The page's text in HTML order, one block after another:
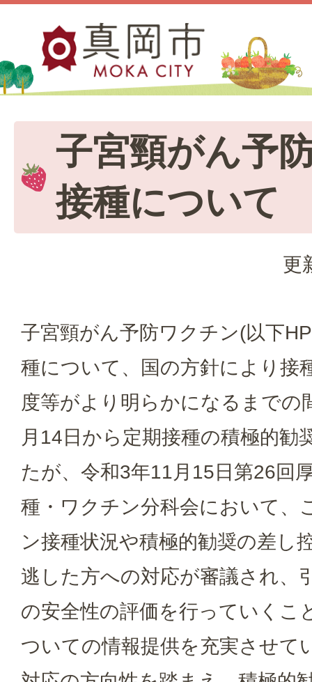
子宮頸がん予
接種について
更
子宮頸がん予防ワクチン(以下
種について、国の方針により接
度等がより明らかになるまでの
月14日から定期接種の積極的勧
たが、令和3年11月15日第26回
種・ワクチン分科会において、
ン接種状況や積極的勧奨の差し
逃した方への対応が審議され、
の安全性の評価を行っていくこ
ついての情報提供を充実させて